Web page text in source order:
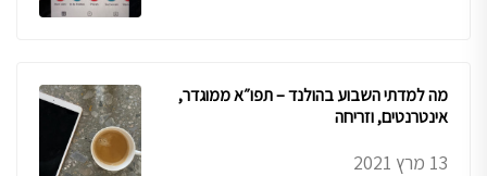
מה למדתי השבוע בהולנד – תפו״א ממוגדר,
אינטרנטים, וזריחה
13 מרץ 2021